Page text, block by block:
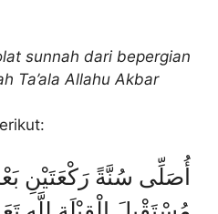
sunnah dari bepergian
Ta’ala Allahu Akbar
أُصَلِّى سُنَّةً رَكْعَتَيْنِ